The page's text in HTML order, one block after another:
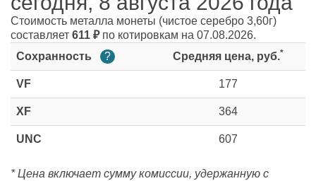
Стоимость металла монеты (чистое серебро 3,60г)
составляет 611 ₽по котировкам на 07.08.2026.
Сохранность
? Средняя цена, руб.*
VF 177
XF 364
UNC 607
* Цена включает сумму комиссии, удержанную с